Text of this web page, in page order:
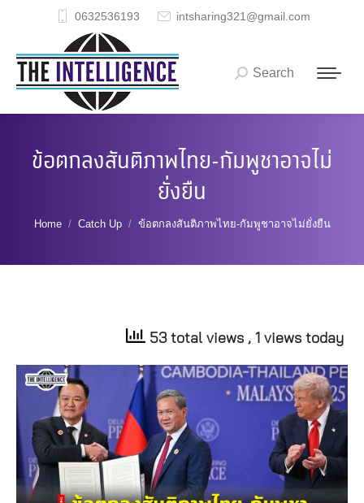
0632536193 intsharing321@gmail.com
Search:
Search
ข้อตกลงสันติภาพไทย-กัมพูชาอาจไม่
ยั่งยืน
You are here:
Home Catch Up ข้อตกลงสันติภาพไทย-กัมพูชาอาจไม่ยั่งยืน
53 total views , 1 views today